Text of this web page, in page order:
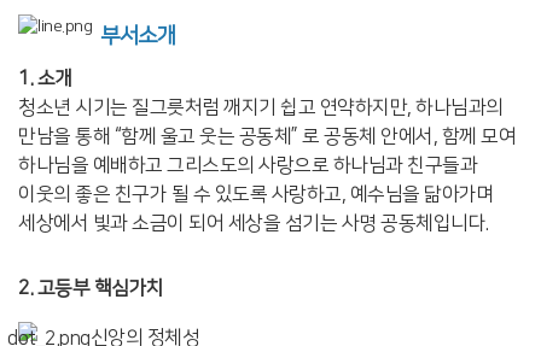
부서소개
1. 소개
청소년 시기는 질그릇처럼 깨지기 쉽고 연약하지만, 하나님과의
만남을 통해 “함께 울고 웃는 공동체” 로 공동체 안에서, 함께 모여
하나님을 예배하고 그리스도의 사랑으로 하나님과 친구들과
이웃의 좋은 친구가 될 수 있도록 사랑하고, 예수님을 닮아가며
세상에서 빛과 소금이 되어 세상을 섬기는 사명 공동체입니다.
2. 고등부 핵심가치
신앙의 정체성